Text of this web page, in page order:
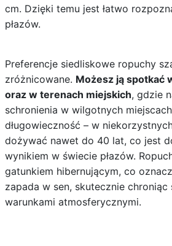
cm. Dzięki temu jest łatwo
płazów.
Preferencje siedliskowe ropuchy
zróżnicowane. Możesz ją spotkać
oraz w terenach miejskich, gdzie
schronienia w wilgotnych
długowieczność – w
dożywać nawet do 40 lat, co jest
wynikiem w świecie płazów.
gatunkiem hibernującym, co
zapada w sen, skutecznie
warunkami atmosferycznymi.